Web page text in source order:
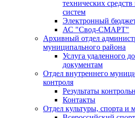
технических
систем
Электронный
АС "Свод-СМАРТ"
Архивный отдел
муниципального района
Услуга удаленного
документам
Отдел внутреннего
контроля
Результаты
Контакты
Отдел культуры, спорта и